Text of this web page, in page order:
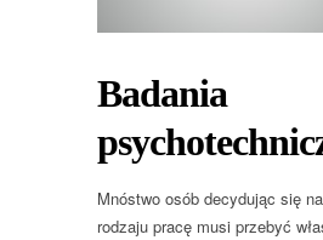
Badania
Mnóstwo osób decydując się
rodzaju pracę musi przebyć